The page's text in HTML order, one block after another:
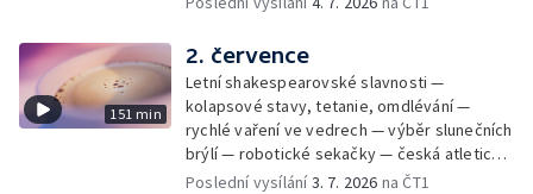
151 min
2. července
Letní shakespearovské slavnosti —
kolapsové stavy, tetanie, omdlévání —
rychlé vaření ve vedrech — výběr slunečních
brýlí — robotické sekačky — česká atletická
rekordmanka — psí seriál: výmarský
Poslední vysílání3. 7. 2026 na ČT1